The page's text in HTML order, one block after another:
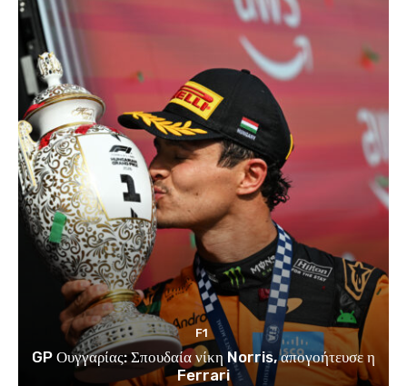
F1
GP Ουγγαρίας: Σπουδαία νίκη Norris, απογοήτευσε η
Ferrari